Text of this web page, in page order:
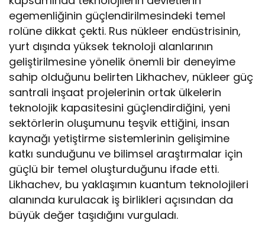
egemenliğinin güçlendirilmesindeki temel
rolüne dikkat çekti. Rus nükleer endüstrisinin,
yurt dışında yüksek teknoloji alanlarının
geliştirilmesine yönelik önemli bir deneyime
sahip olduğunu belirten Likhachev, nükleer güç
santrali inşaat projelerinin ortak ülkelerin
teknolojik kapasitesini güçlendirdiğini, yeni
sektörlerin oluşumunu teşvik ettiğini, insan
kaynağı yetiştirme sistemlerinin gelişimine
katkı sunduğunu ve bilimsel araştırmalar için
güçlü bir temel oluşturduğunu ifade etti.
Likhachev, bu yaklaşımın kuantum teknolojileri
alanında kurulacak iş birlikleri açısından da
büyük değer taşıdığını vurguladı.